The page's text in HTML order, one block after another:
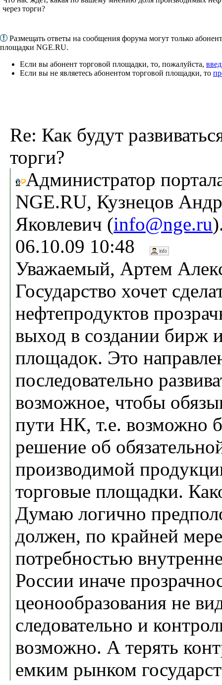
через торги?
Размещать ответы на сообщения форума могут только
площадки NGE.RU.
Если вы абонент торговой площадки, то, пожалуйста,
Если вы не являетесь абонентом торговой площадки, то
Re: Как будут
торги?
Администратор
NGE.RU, Кузнецов
Яковлевич (info@nge.ru
06.10.09 10:48
Уважаемый, Артем
Государство хочет
нефтепродуктов
выход в создании бирж
площадок. Это
последовательно
возможное, чтобы
пути НК, т.е. возможно
решение об
производимой
торговые площадки.
Думаю логично
должен, по крайней
потребностью
России иначе
цеонообразования не
следовательно и
возможно. А терять
емким рынком